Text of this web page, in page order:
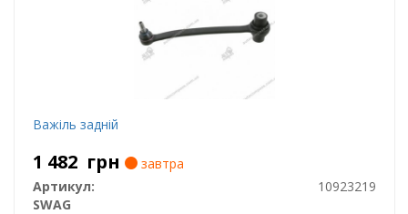
Важіль задній
1 482 грн
завтра
Артикул:
10923219
SWAG